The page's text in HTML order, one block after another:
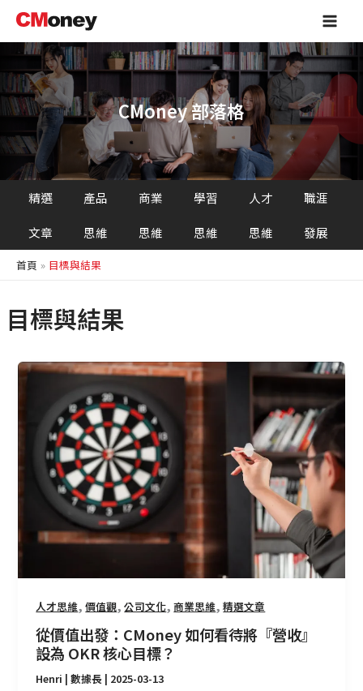
主
容
Main
CMoney 部落格
精選
文章
產品
思維
商業
思維
學習
思維
人才
思維
職涯
發展
首頁 目標與結果
目標與結果
人才思維,價值觀,公司文化,商業思維,精選文章
從價值出發：CMoney 如何看待將『營收』
設為 OKR 核心目標？
Henri | 數據長 | 2025-03-13
從
發：
CMoney
如
待
『營
收』
為
OKR
核